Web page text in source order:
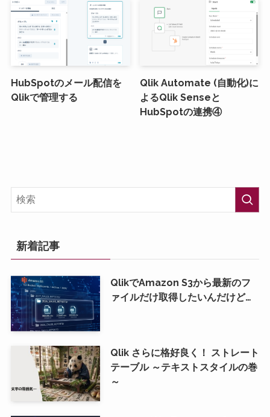
HubSpotのメール配信を
Qlikで管理する
Qlik Automate (自動化)に
よるQlik Senseと
HubSpotの連携④
新着記事
QlikでAmazon S3から最新のフ
ァイルだけ取得したいんだけど…
Qlik さらに格好良く！ ストレート
テーブル ～テキストスタイルの巻
～